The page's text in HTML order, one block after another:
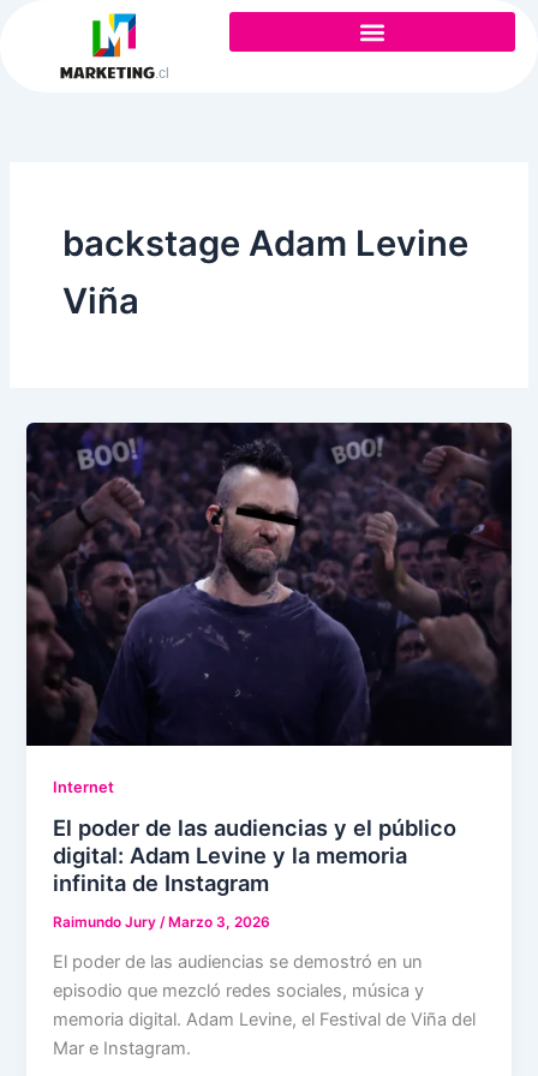
contenido
backstage Adam Levine
Viña
Internet
El poder de las audiencias y el público
digital: Adam Levine y la memoria
infinita de Instagram
Raimundo Jury/ Marzo 3, 2026
El poder de las audiencias se demostró en un
episodio que mezcló redes sociales, música y
memoria digital. Adam Levine, el Festival de Viña del
Mar e Instagram.